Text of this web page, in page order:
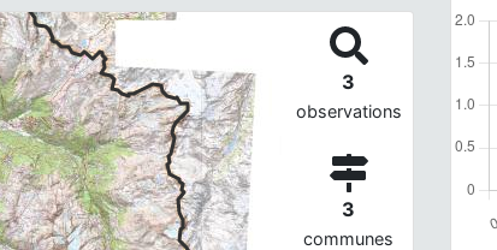
3
observations
3
communes